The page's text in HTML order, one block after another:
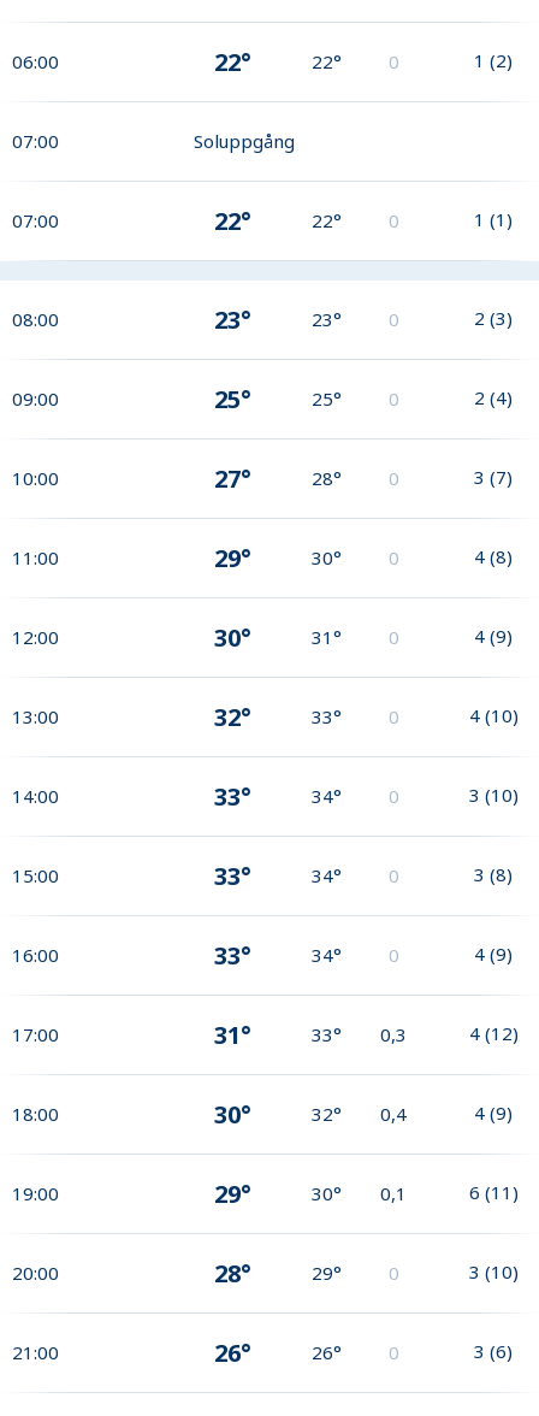
06:00 22° 22° 0 1 (2)
07:00 Soluppgång
07:00 22° 22° 0 1 (1)
08:00 23° 23° 0 2 (3)
09:00 25° 25° 0 2 (4)
10:00 27° 28° 0 3 (7)
11:00 29° 30° 0 4 (8)
12:00 30° 31° 0 4 (9)
13:00 32° 33° 0 4 (10)
14:00 33° 34° 0 3 (10)
15:00 33° 34° 0 3 (8)
16:00 33° 34° 0 4 (9)
17:00 31° 33° 0,3 4 (12)
18:00 30° 32° 0,4 4 (9)
19:00 29° 30° 0,1 6 (11)
20:00 28° 29° 0 3 (10)
21:00 26° 26° 0 3 (6)